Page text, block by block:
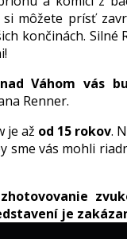
môžete prísť
končinách. Silné
Váhom vás
Renner.
je až od 15 rokov.
sme vás mohli
je